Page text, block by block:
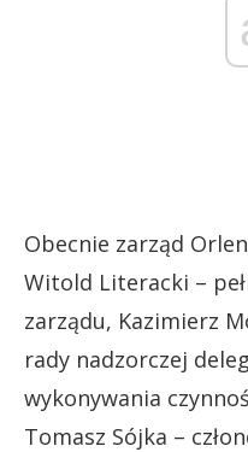
Obecnie zarząd
Witold Literacki –
zarządu, Kazimierz
rady nadzorczej
wykonywania
Tomasz Sójka –